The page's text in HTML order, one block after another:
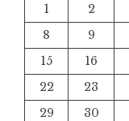
1
2
8
9
15
16
22
23
29
30